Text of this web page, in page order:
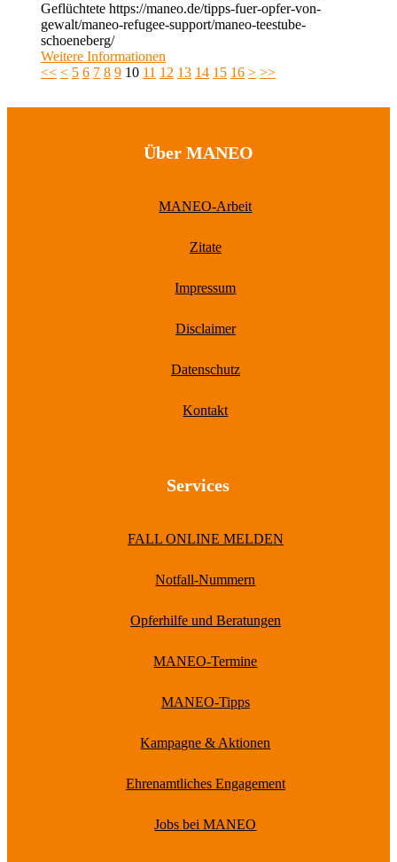
Geflüchtete https://maneo.de/tipps-fuer-opfer-von-
gewalt/maneo-refugee-support/maneo-teestube-
schoeneberg/
Weitere Informationen
<< < 5 6 7 8 9 10 11 12 13 14 15 16 > >>
Über MANEO
MANEO-Arbeit
Zitate
Impressum
Disclaimer
Datenschutz
Kontakt
Services
FALL ONLINE MELDEN
Notfall-Nummern
Opferhilfe und Beratungen
MANEO-Termine
MANEO-Tipps
Kampagne & Aktionen
Ehrenamtliches Engagement
Jobs bei MANEO